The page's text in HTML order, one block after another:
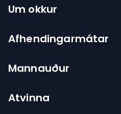
Um okkur
Afhendingarmátar
Mannauður
Atvinna